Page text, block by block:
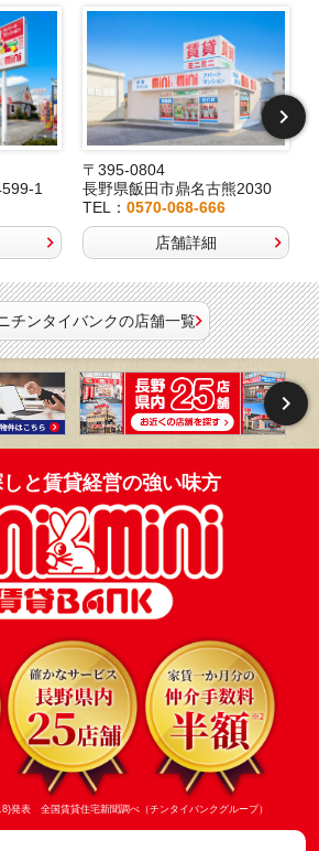
1
〒395-0804
長野県飯田市鼎名古熊2030
TEL：0570-068-666
店舗詳細
チンタイバンクの店舗一覧
と賃貸経営の強い味方
発表 全国賃貸住宅新聞調べ（チンタイバンクグループ）